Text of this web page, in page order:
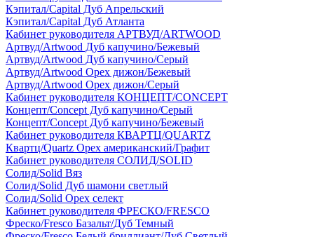
Кэпитал/Capital Дуб Апрельский
Кэпитал/Capital Дуб Атланта
Кабинет руководителя АРТВУД/ARTWOOD
Артвуд/Artwood Дуб капучино/Бежевый
Артвуд/Artwood Дуб капучино/Серый
Артвуд/Artwood Орех дижон/Бежевый
Артвуд/Artwood Орех дижон/Серый
Кабинет руководителя КОНЦЕПТ/CONCEPT
Концепт/Concept Дуб капучино/Серый
Концепт/Concept Дуб капучино/Бежевый
Кабинет руководителя КВАРТЦ/QUARTZ
Квартц/Quartz Орех американский/Графит
Кабинет руководителя СОЛИД/SOLID
Солид/Solid Вяз
Солид/Solid Дуб шамони светлый
Солид/Solid Орех селект
Кабинет руководителя ФРЕСКО/FRESCO
Фреско/Fresco Базальт/Дуб Темный